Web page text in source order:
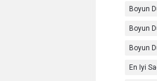
Boyun
Boyun
Boyun
En Iyi